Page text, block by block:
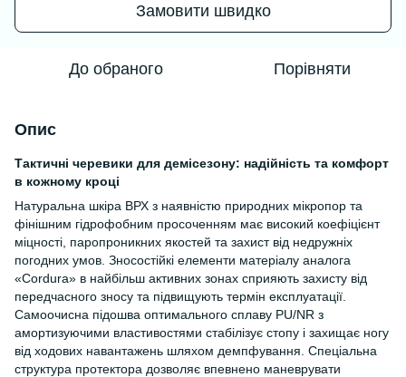
Замовити швидко
До обраного Порівняти
Опис
Тактичні черевики для демісезону: надійність та комфорт
в кожному кроці
Натуральна шкіра ВРХ з наявністю природних мікропор та
фінішним гідрофобним просоченням має високий коефіцієнт
міцності, паропроникних якостей та захист від недружніх
погодних умов. Зносостійкі елементи матеріалу аналога
«Cordura» в найбільш активних зонах сприяють захисту від
передчасного зносу та підвищують термін експлуатації.
Самоочисна підошва оптимального сплаву PU/NR з
амортизуючими властивостями стабілізує стопу і захищає ногу
від ходових навантажень шляхом демпфування. Спеціальна
структура протектора дозволяє впевнено маневрувати